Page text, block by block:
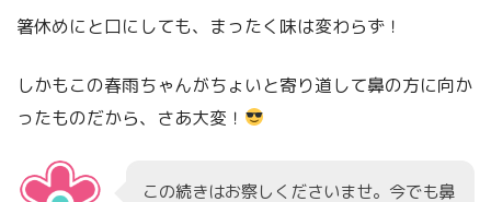
箸休めにと口にしても、まったく味は変わらず！
しかもこの春雨ちゃんがちょいと寄り道して鼻の方に向か
ったものだから、さあ大変！
この続きはお察しくださいませ。今でも鼻